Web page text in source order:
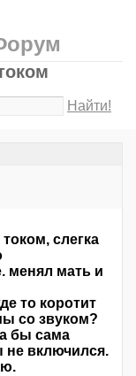
Найти!
слегка
менял мать и
то коротит
со звуком?
бы сама
не включился.